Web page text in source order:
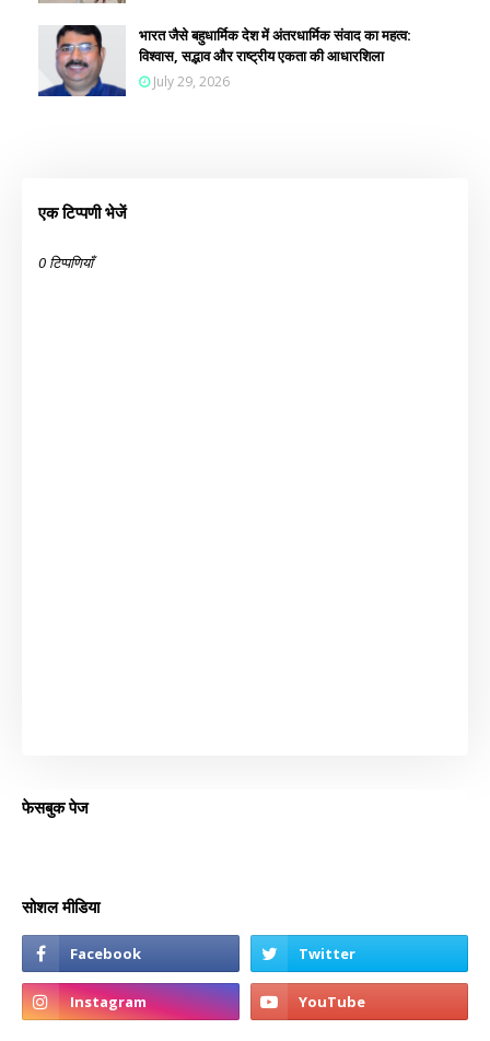
भारत जैसे बहुधार्मिक देश में अंतरधार्मिक संवाद का महत्व:
विश्वास, सद्भाव और राष्ट्रीय एकता की आधारशिला
July 29, 2026
एक टिप्पणी भेजें
0 टिप्पणियाँ
फेसबुक पेज
सोशल मीडिया